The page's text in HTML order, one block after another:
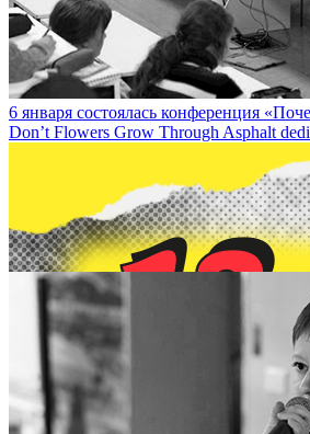
6 января состоялась конференция
Don’t Flowers Grow Through Asphalt